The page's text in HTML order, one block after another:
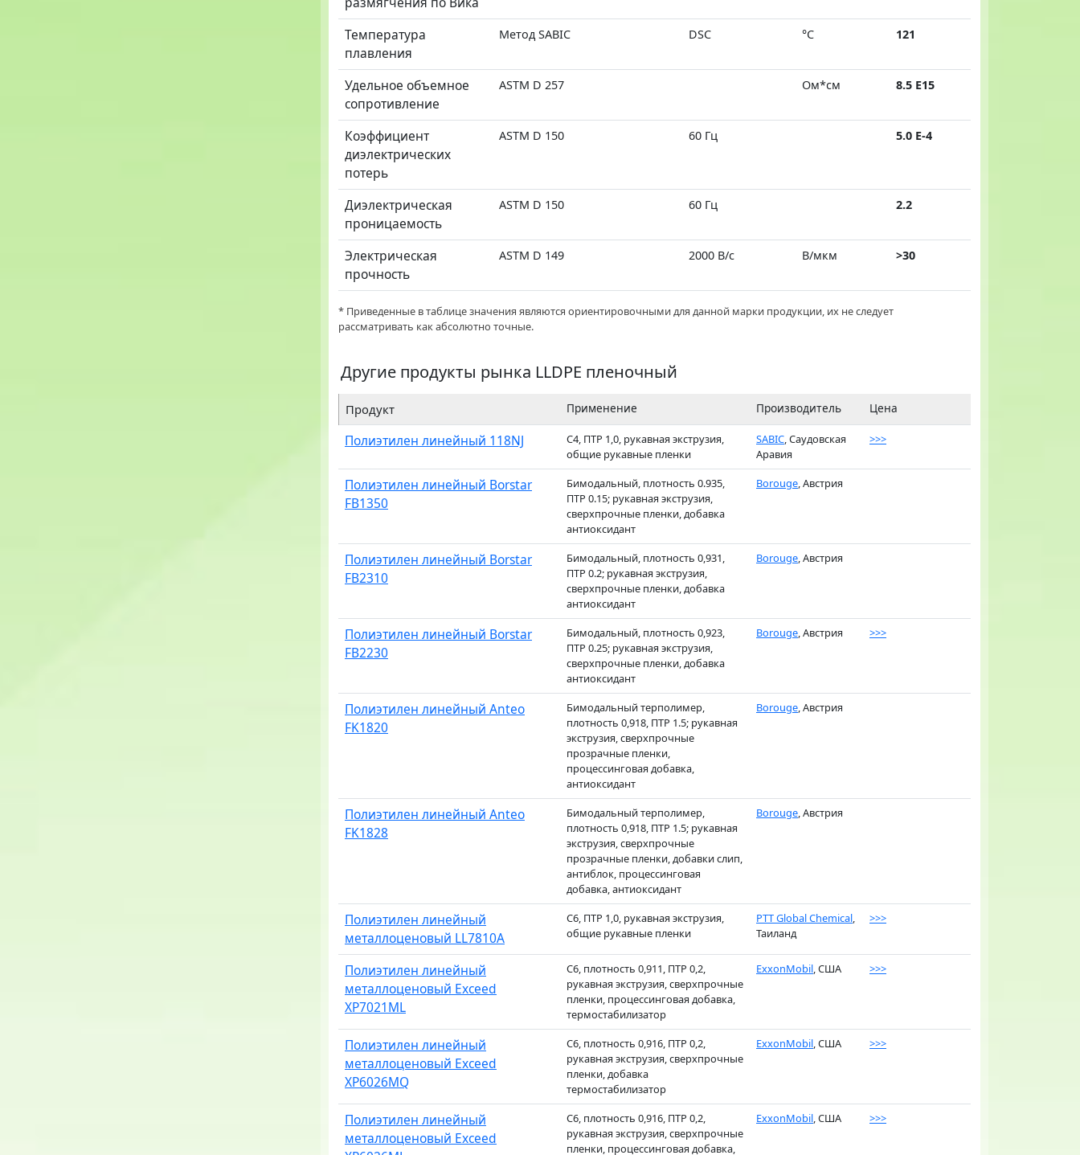
Температура
плавления
Метод SABIC DSC °C 121
Удельное объемное
сопротивление
ASTM D 257 Ом*см 8.5 E15
Коэффициент
диэлектрических
потерь
ASTM D 150 60 Гц 5.0 E-4
Диэлектрическая
проницаемость
ASTM D 150 60 Гц 2.2
Электрическая
прочность
ASTM D 149 2000 В/с В/мкм >30
* Приведенные в таблице значения являются ориентировочными для данной марки продукции, их не следует
рассматривать как абсолютно точные.
Другие продукты рынка LLDPE пленочный
Продукт Применение Производитель Цена
Полиэтилен линейный 118NJ
C4, ПТР 1,0, рукавная экструзия,
общие рукавные пленки
SABIC, Саудовская
Аравия
>>>
Полиэтилен линейный Borstar
FB1350
Бимодальный, плотность 0.935,
ПТР 0.15; рукавная экструзия,
сверхпрочные пленки, добавка
антиоксидант
Borouge, Австрия
Полиэтилен линейный Borstar
FB2310
Бимодальный, плотность 0,931,
ПТР 0.2; рукавная экструзия,
сверхпрочные пленки, добавка
антиоксидант
Borouge, Австрия
Полиэтилен линейный Borstar
FB2230
Бимодальный, плотность 0,923,
ПТР 0.25; рукавная экструзия,
сверхпрочные пленки, добавка
антиоксидант
Borouge, Австрия >>>
Полиэтилен линейный Anteo
FK1820
Бимодальный терполимер,
плотность 0,918, ПТР 1.5; рукавная
экструзия, сверхпрочные
прозрачные пленки,
процессинговая добавка,
антиоксидант
Borouge, Австрия
Полиэтилен линейный Anteo
FK1828
Бимодальный терполимер,
плотность 0,918, ПТР 1.5; рукавная
экструзия, сверхпрочные
прозрачные пленки, добавки слип,
антиблок, процессинговая
добавка, антиоксидант
Borouge, Австрия
Полиэтилен линейный
металлоценовый LL7810A
C6, ПТР 1,0, рукавная экструзия,
общие рукавные пленки
PTT Global Chemical,
Таиланд
>>>
Полиэтилен линейный
металлоценовый Exceed
XP7021ML
C6, плотность 0,911, ПТР 0,2,
рукавная экструзия, сверхпрочные
пленки, процессинговая добавка,
термостабилизатор
ExxonMobil, США >>>
Полиэтилен линейный
металлоценовый Exceed
XP6026MQ
C6, плотность 0,916, ПТР 0,2,
рукавная экструзия, сверхпрочные
пленки, добавка
термостабилизатор
ExxonMobil, США >>>
Полиэтилен линейный
металлоценовый Exceed
C6, плотность 0,916, ПТР 0,2,
рукавная экструзия, сверхпрочные
пленки, процессинговая добавка,
ExxonMobil, США >>>